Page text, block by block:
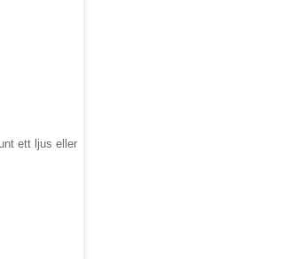
ett ljus eller